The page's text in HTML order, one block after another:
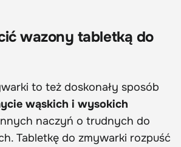
wazony tabletką do
to też doskonały sposób
wąskich i wysokich
naczyń o trudnych do
Tabletkę do zmywarki rozpuść